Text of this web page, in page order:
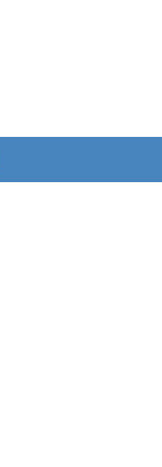
365日受付中／